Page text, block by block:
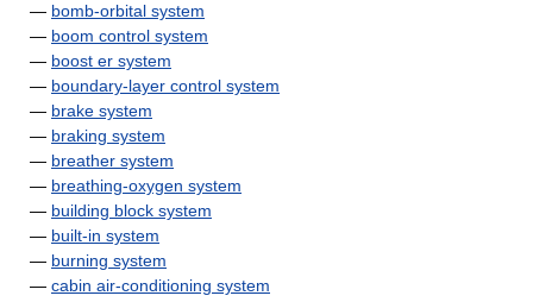
— bomb-orbital system
— boom control system
— boost er system
— boundary-layer control system
— brake system
— braking system
— breather system
— breathing-oxygen system
— building block system
— built-in system
— burning system
— cabin air-conditioning system